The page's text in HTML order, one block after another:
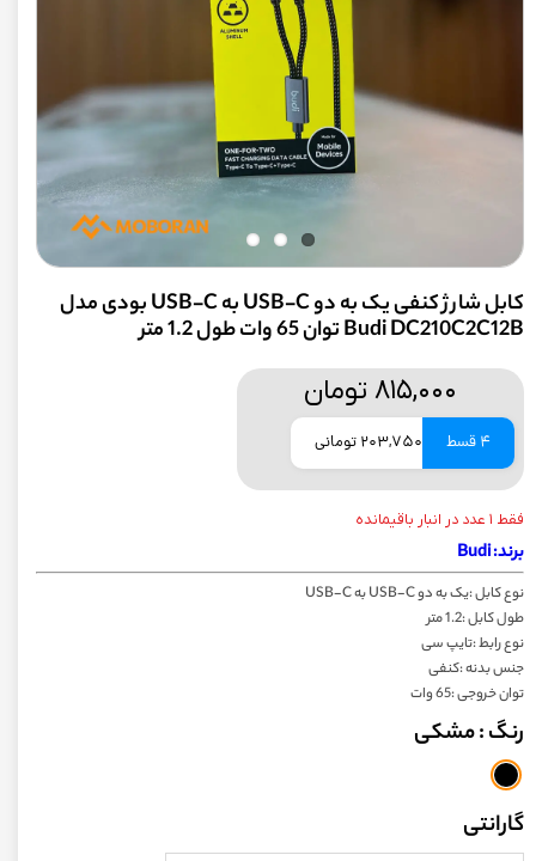
کابل شارژ کنفی یک به دو ‌USB-C به ‌USB-C بودی مدل
Budi DC210C2C12B توان 65 وات طول 1.2 متر
۸۱۵,۰۰۰ تومان
4 قسط 203,750 تومانی
فقط ۱ عدد در انبار باقیمانده
برند: Budi
نوع کابل :یک به دو ‌USB-C به ‌USB-C
طول کابل :1.2 متر
نوع رابط :تایپ سی
جنس بدنه :کنفی
توان خروجی :65 وات
رنگ: مشکی
گارانتی